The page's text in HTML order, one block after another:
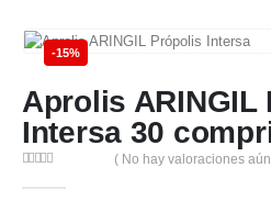
-15%
Aprolis ARINGIL
Intersa 30
( No hay valoraciones